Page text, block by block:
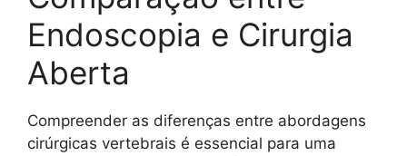
Endoscopia e Cirurgia
Aberta
Compreender as diferenças entre abordagens
cirúrgicas vertebrais é essencial para uma